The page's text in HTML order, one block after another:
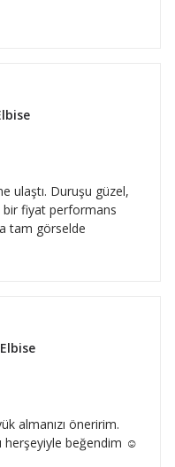
ulaştı. Duruşu güzel,
fiyat performans
tam görselde
almanızı öneririm.
herşeyiyle beğendim ☺️